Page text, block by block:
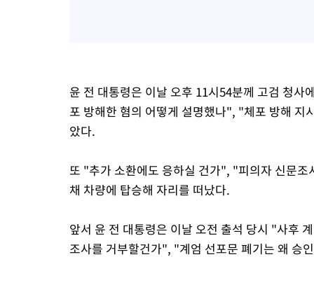
윤 전 대통령은 이날 오후 11시54분께 고검 청
포 방해한 혐의 어떻게 설명했나", "체포 방해 지
았다.
또 "추가 소환에도 응하실 건가", "피의자 신문
채 차량에 탑승해 자리를 떠났다.
앞서 윤 전 대통령은 이날 오전 출석 당시 "사후
조사를 거부할건가", "계엄 선포문 폐기는 왜 승